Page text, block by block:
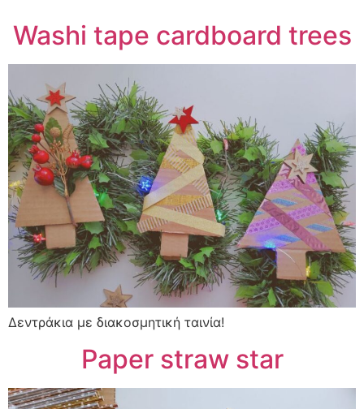
Washi tape cardboard trees
Δεντράκια με διακοσμητική ταινία!
Paper straw star